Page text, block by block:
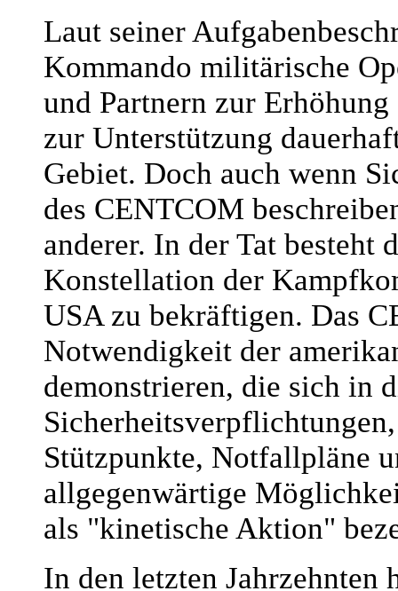
Laut seiner
Kommando militärische
und Partnern zur
zur Unterstützung
Gebiet. Doch auch wenn
des CENTCOM
anderer. In der Tat besteht
Konstellation der
USA zu bekräftigen. Das
Notwendigkeit der
demonstrieren, die sich in
Stützpunkte, Notfallpläne
allgegenwärtige
als "kinetische Aktion"
In den letzten Jahrzehnten